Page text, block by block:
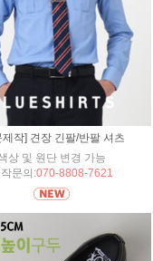
제작] 견장 긴팔/반팔 셔츠
상 및 원단 변경 가능
문의:070-8808-7621